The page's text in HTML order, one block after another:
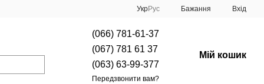
УкрРус Бажання Вхід
(066) 781-61-37
(067) 781 61 37
(063) 63-99-377
Передзвонити вам?
Мій кошик